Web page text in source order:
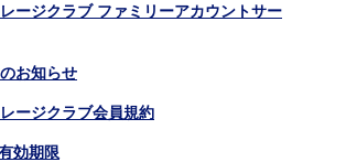
ージクラブ ファミリーアカウントサー
お知らせ
ージクラブ会員規約
効期限